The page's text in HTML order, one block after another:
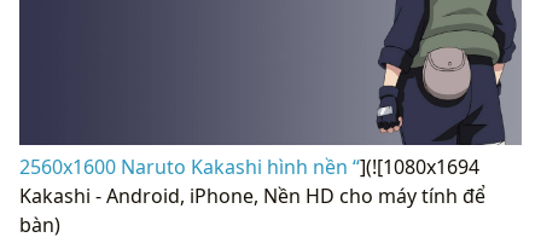
2560x1600 Naruto Kakashi hình nền “](![1080x1694
Kakashi - Android, iPhone, Nền HD cho máy tính để
bàn)